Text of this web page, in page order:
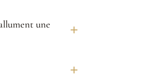
une